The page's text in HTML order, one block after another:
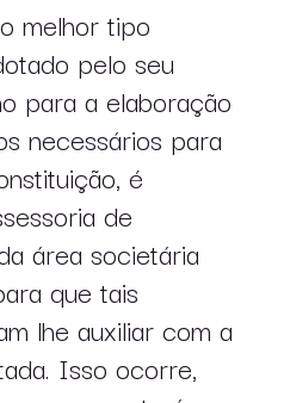
melhor tipo
pelo seu
para a elaboração
necessários para
é
de
área societária
que tais
lhe auxiliar com a
Isso ocorre,